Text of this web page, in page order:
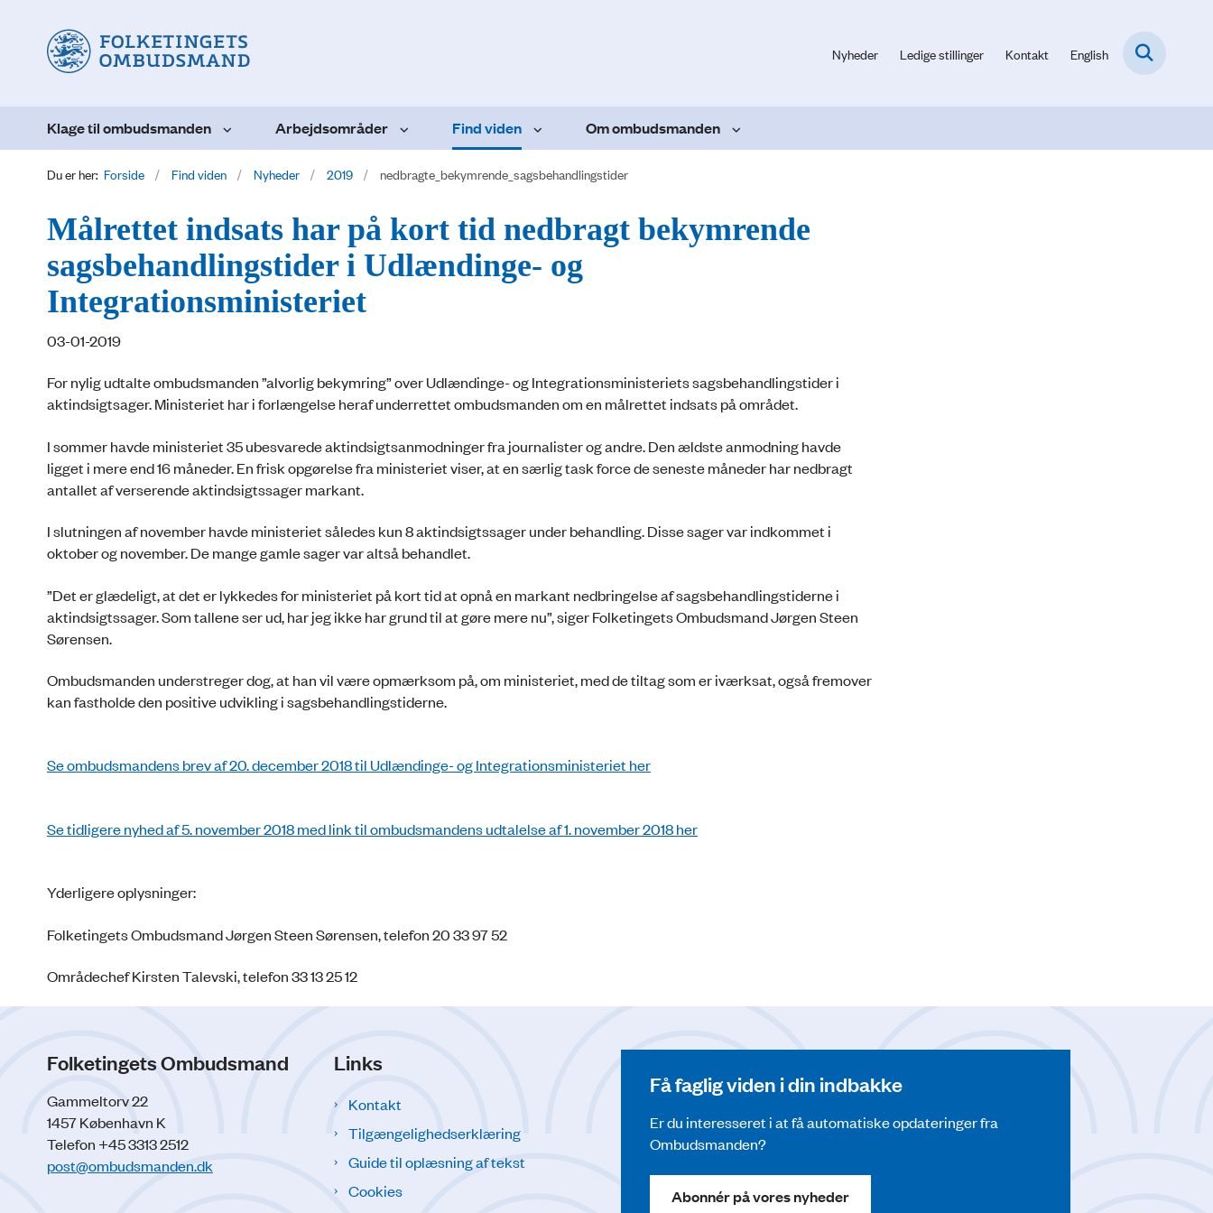
Nyheder Ledige stillinger Kontakt English
Klage til ombudsmanden Arbejdsområder Find viden Om ombudsmanden
Du er her: Forside Find viden Nyheder 2019 nedbragte_bekymrende_sagsbehandlingstider
Målrettet indsats har på kort tid nedbragt bekymrende
sagsbehandlingstider i Udlændinge- og
Integrationsministeriet
03-01-2019
For nylig udtalte ombudsmanden ”alvorlig bekymring” over Udlændinge- og Integrationsministeriets sagsbehandlingstider i
aktindsigtsager. Ministeriet har i forlængelse heraf underrettet ombudsmanden om en målrettet indsats på området.
I sommer havde ministeriet 35 ubesvarede aktindsigtsanmodninger fra journalister og andre. Den ældste anmodning havde
ligget i mere end 16 måneder. En frisk opgørelse fra ministeriet viser, at en særlig task force de seneste måneder har nedbragt
antallet af verserende aktindsigtssager markant.
I slutningen af november havde ministeriet således kun 8 aktindsigtssager under behandling. Disse sager var indkommet i
oktober og november. De mange gamle sager var altså behandlet.
”Det er glædeligt, at det er lykkedes for ministeriet på kort tid at opnå en markant nedbringelse af sagsbehandlingstiderne i
aktindsigtssager. Som tallene ser ud, har jeg ikke har grund til at gøre mere nu”, siger Folketingets Ombudsmand Jørgen Steen
Sørensen.
Ombudsmanden understreger dog, at han vil være opmærksom på, om ministeriet, med de tiltag som er iværksat, også fremover
kan fastholde den positive udvikling i sagsbehandlingstiderne.
Se ombudsmandens brev af 20. december 2018 til Udlændinge- og Integrationsministeriet her
Se tidligere nyhed af 5. november 2018 med link til ombudsmandens udtalelse af 1. november 2018 her
Yderligere oplysninger:
Folketingets Ombudsmand Jørgen Steen Sørensen, telefon 20 33 97 52
Områdechef Kirsten Talevski, telefon 33 13 25 12
Folketingets Ombudsmand
Gammeltorv 22
1457 København K
Telefon +45 3313 2512
post@ombudsmanden.dk
Links
Kontakt
Tilgængelighedserklæring
Guide til oplæsning af tekst
Cookies
Få faglig viden i din indbakke
Er du interesseret i at få automatiske opdateringer fra
Ombudsmanden?
Abonnér på vores nyheder